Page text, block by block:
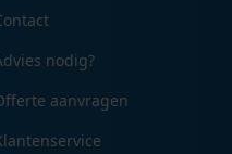
nodig?
aanvragen